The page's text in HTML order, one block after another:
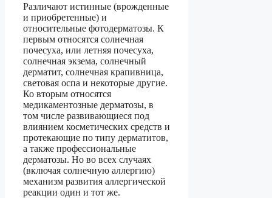
Различают истинные (врожденные
и приобретенные) и
относительные фотодерматозы. К
первым относятся солнечная
почесуха, или летняя почесуха,
солнечная экзема, солнечный
дерматит, солнечная крапивница,
световая оспа и некоторые другие.
Ко вторым относятся
медикаментозные дерматозы, в
том числе развивающиеся под
влиянием косметических средств и
протекающие по типу дерматитов,
а также профессиональные
дерматозы. Но во всех случаях
(включая солнечную аллергию)
механизм развития аллергической
реакции один и тот же.­